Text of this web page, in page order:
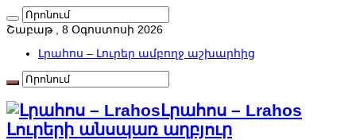
Շաբաթ , 8 Օգոստոսի 2026
Լրահոս – Լուրեր ամբողջ աշխարհից
Լրահոս – Lrahos
Լուրերի անսպառ աղբյուր